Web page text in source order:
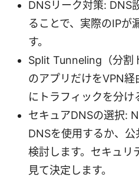
DNSリーク対策: DNS
ることで、実際のIPが
す。
Split Tunneling（分割
のアプリだけをVPN経
にトラフィックを分け
セキュアDNSの選択:
DNSを使用するか、
検討します。セキュリ
見て決定します。